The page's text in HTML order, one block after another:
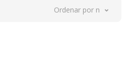
Ordenar por novidade